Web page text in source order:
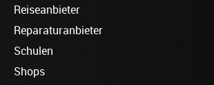
Reiseanbieter
Reparaturanbieter
Schulen
Shops